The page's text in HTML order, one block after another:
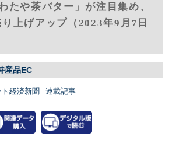
や茶バター」が注目集め、
上げアップ（2023年9月7日
産品EC
ト経済新聞 連載記事